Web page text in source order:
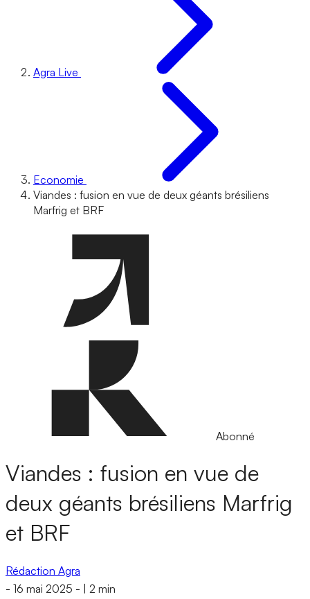
Agra Live
Economie
Viandes : fusion en vue de deux géants brésiliens
Marfrig et BRF
Abonné
Viandes : fusion en vue de
deux géants brésiliens Marfrig
et BRF
Rédaction Agra
- 16 mai 2025 - 2 min